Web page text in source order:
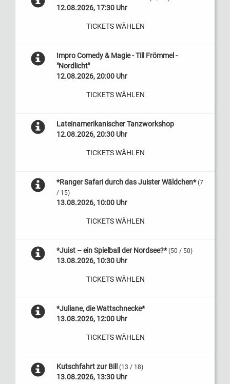
12.08.2026, 17:30 Uhr
TICKETS WÄHLEN
Impro Comedy & Magie - Till Frömmel -
"Nordlicht"
12.08.2026, 20:00 Uhr
TICKETS WÄHLEN
Lateinamerikanischer Tanzworkshop
12.08.2026, 20:30 Uhr
TICKETS WÄHLEN
*Ranger Safari durch das Juister Wäldchen* (7
/ 15)
13.08.2026, 10:00 Uhr
TICKETS WÄHLEN
*Juist – ein Spielball der Nordsee?* (50 / 50)
13.08.2026, 10:30 Uhr
TICKETS WÄHLEN
*Juliane, die Wattschnecke*
13.08.2026, 12:00 Uhr
TICKETS WÄHLEN
Kutschfahrt zur Bill (13 / 18)
13.08.2026, 13:30 Uhr